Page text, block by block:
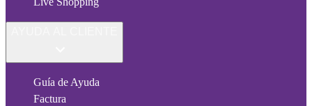
Guía de Ayuda
Factura